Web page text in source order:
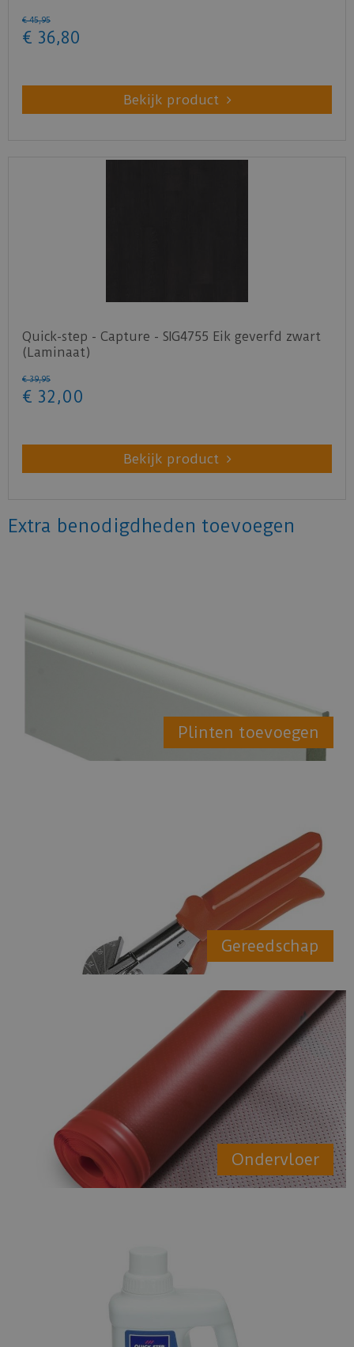
€ 45,95
€ 36,80
Bekijk product
Quick-step - Capture - SIG4755 Eik geverfd zwart
(Laminaat)
€ 39,95
€ 32 ,00
Bekijk product
Extra benodigdheden toevoegen
Plinten toevoegen
Gereedschap
Ondervloer